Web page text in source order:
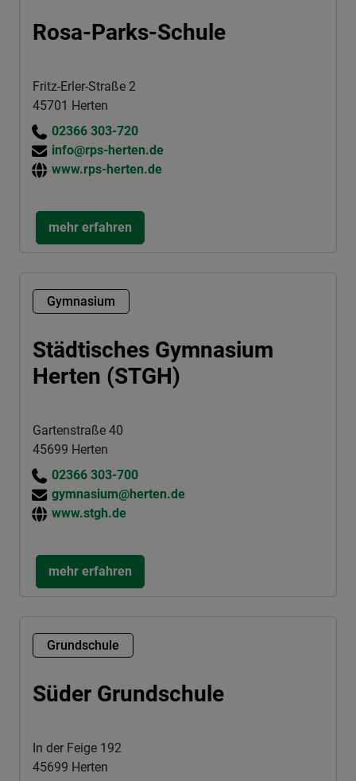
Rosa-Parks-Schule
Fritz-Erler-Straße 2
45701 Herten
02366 303-720
info@rps-herten.de
www.rps-herten.de
mehr erfahren
Gymnasium
Städtisches Gymnasium
Herten (STGH)
Gartenstraße 40
45699 Herten
02366 303-700
gymnasium@herten.de
www.stgh.de
mehr erfahren
Grundschule
Süder Grundschule
In der Feige 192
45699 Herten